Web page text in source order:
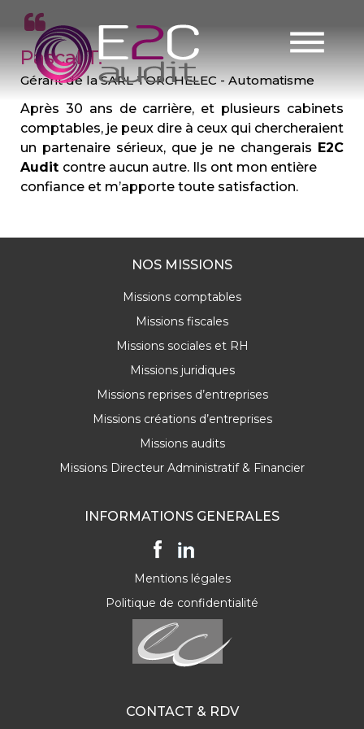
content
Pascal T.
Gérant de la SARL TORCHELEC - Automatisme
Après 30 ans de carrière, et plusieurs cabinets
comptables, je peux dire à ceux qui chercheraient
un partenaire sérieux, que je ne changerais E2C
Audit contre aucun autre. Ils ont mon entière
confiance et m’apporte toute satisfaction.
NOS MISSIONS
Missions comptables
Missions fiscales
Missions sociales et RH
Missions juridiques
Missions reprises d’entreprises
Missions créations d’entreprises
Missions audits
Missions Directeur Administratif & Financier
INFORMATIONS GENERALES
Mentions légales
Politique de confidentialité
CONTACT & RDV